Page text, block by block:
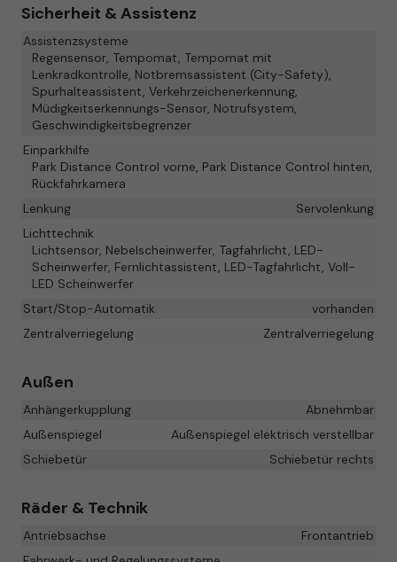
Sicherheit & Assistenz
Assistenzsysteme
Regensensor, Tempomat, Tempomat mit
Lenkradkontrolle, Notbremsassistent (City-Safety),
Spurhalteassistent, Verkehrzeichenerkennung,
Müdigkeitserkennungs-Sensor, Notrufsystem,
Geschwindigkeitsbegrenzer
Einparkhilfe
Park Distance Control vorne, Park Distance Control hinten,
Rückfahrkamera
Lenkung
Servolenkung
Lichttechnik
Lichtsensor, Nebelscheinwerfer, Tagfahrlicht, LED-
Scheinwerfer, Fernlichtassistent, LED-Tagfahrlicht, Voll-
LED Scheinwerfer
Start/Stop-Automatik
vorhanden
Zentralverriegelung
Zentralverriegelung
Außen
Anhängerkupplung
Abnehmbar
Außenspiegel
Außenspiegel elektrisch verstellbar
Schiebetür
Schiebetür rechts
Räder & Technik
Antriebsachse
Frontantrieb